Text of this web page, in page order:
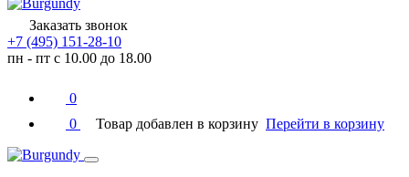
Заказать звонок
+7 (495) 151-28-10
пн - пт с 10.00 до 18.00
0
0
Товар добавлен в корзину Перейти в корзину